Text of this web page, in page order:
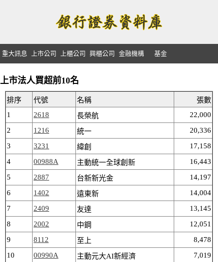
重大訊息 上市公司 上櫃公司 興櫃公司 金融機構 基金
上市法人買超前10名
排序 代號 名稱
張數
1
2618 長榮航
22,000
2
1216 統一
20,336
3
3231 緯創
17,158
4
00988A 主動統一全球創新
16,443
5
2887 台新新光金
14,197
6
1402 遠東新
14,004
7
2409 友達
13,145
8
2002 中鋼
12,051
9
8112 至上
8,478
10
00990A 主動元大AI新經濟 7,019